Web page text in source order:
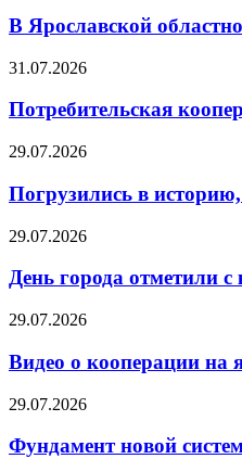
В Ярославской
31.07.2026
Потребительская
29.07.2026
Погрузились в
29.07.2026
День города отметили
29.07.2026
Видео о кооперации на
29.07.2026
Фундамент новой